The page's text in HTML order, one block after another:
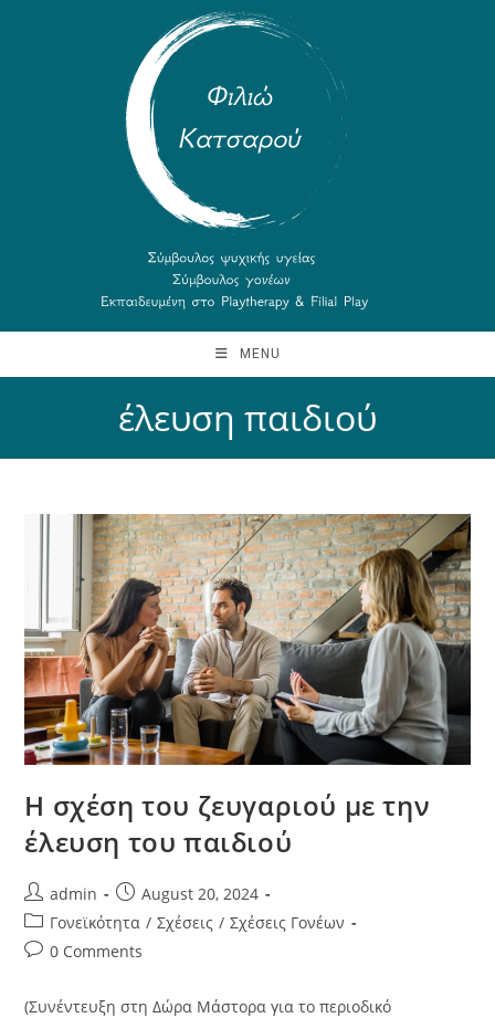
MENU
έλευση παιδιού
Η σχέση του ζευγαριού με την
έλευση του παιδιού
admin
August 20, 2024
Γονεϊκότητα / Σχέσεις / Σχέσεις Γονέων
0 Comments
(Συνέντευξη στη Δώρα Μάστορα για το περιοδικό